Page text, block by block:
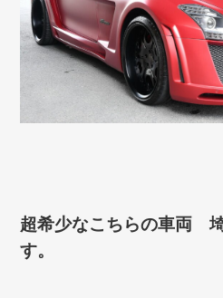
超希少なこちらの車両
す。